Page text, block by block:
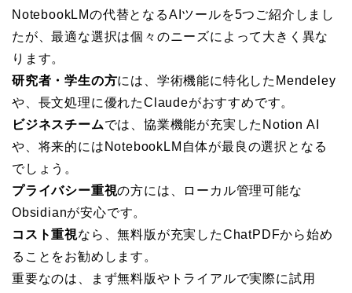
NotebookLMの代替となるAIツールを5つご紹介しまし
たが、最適な選択は個々のニーズによって大きく異な
ります。
研究者・学生の方には、学術機能に特化したMendeley
や、長文処理に優れたClaudeがおすすめです。
ビジネスチームでは、協業機能が充実したNotion AI
や、将来的にはNotebookLM自体が最良の選択となる
でしょう。
プライバシー重視の方には、ローカル管理可能な
Obsidianが安心です。
コスト重視なら、無料版が充実したChatPDFから始め
ることをお勧めします。
重要なのは、まず無料版やトライアルで実際に試用